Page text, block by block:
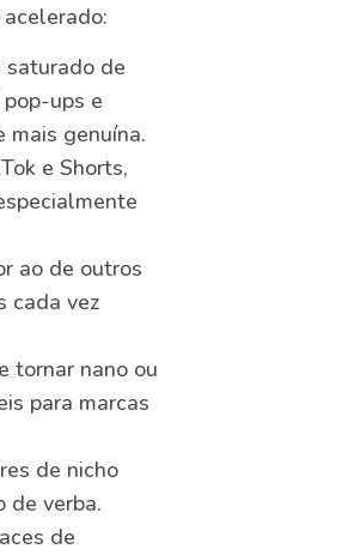
saturado de
ups e
mais genuína.
e Shorts,
ao de outros
cada vez
tornar nano ou
para marcas
de nicho
de verba.
de